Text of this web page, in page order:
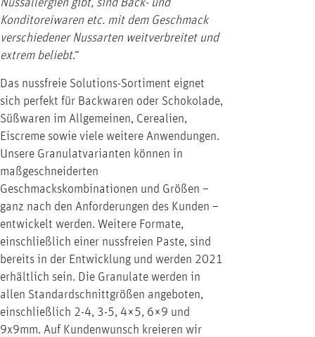
Nussallergien gibt, sind Back- und
Konditoreiwaren etc. mit dem Geschmack
verschiedener Nussarten weitverbreitet und
extrem beliebt.“
Das nussfreie Solutions-Sortiment eignet
sich perfekt für Backwaren oder Schokolade,
Süßwaren im Allgemeinen, Cerealien,
Eiscreme sowie viele weitere Anwendungen.
Unsere Granulatvarianten können in
maßgeschneiderten
Geschmackskombinationen und Größen –
ganz nach den Anforderungen des Kunden –
entwickelt werden. Weitere Formate,
einschließlich einer nussfreien Paste, sind
bereits in der Entwicklung und werden 2021
erhältlich sein. Die Granulate werden in
allen Standardschnittgrößen angeboten,
einschließlich 2-4, 3-5, 4×5, 6×9 und
9x9mm. Auf Kundenwunsch kreieren wir